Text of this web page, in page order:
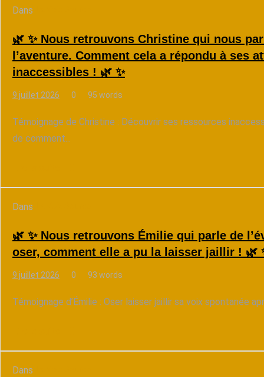
Dans
🌿 ✨ Nous retrouvons Christine qui nous
l’aventure. Comment cela a répondu à ses
inaccessibles ! 🌿 ✨
9 juillet 2026 0 95 words
Témoignage de Christine : Découvrir ses ressources
de comment...
Dans
🌿 ✨ Nous retrouvons Émilie qui parle de
oser, comment elle a pu la laisser jaillir ! 🌿
9 juillet 2026 0 93 words
Témoignage d’Émilie : Oser laisser jaillir sa voix spontanée
Dans